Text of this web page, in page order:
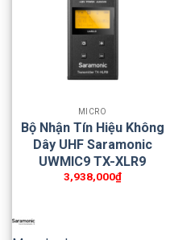
MICRO
Bộ Nhận Tín Hiệu Không
Dây UHF Saramonic
UWMIC9 TX-XLR9
3,938,000₫